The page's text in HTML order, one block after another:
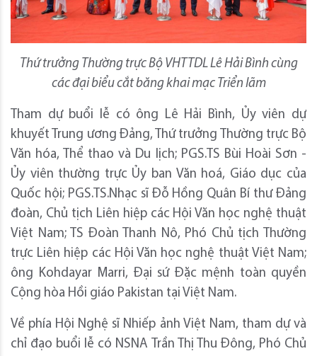
Thứ trưởng Thường trực Bộ VHTTDL Lê Hải Bình cùng
các đại biểu cắt băng khai mạc Triển lãm
Tham dự buổi lễ có ông Lê Hải Bình, Ủy viên dự
khuyết Trung ương Đảng, Thứ trưởng Thường trực Bộ
Văn hóa, Thể thao và Du lịch; PGS.TS Bùi Hoài Sơn -
Ủy viên thường trực Ủy ban Văn hoá, Giáo dục của
Quốc hội; PGS.TS.Nhạc sĩ Đỗ Hồng Quân Bí thư Đảng
đoàn, Chủ tịch Liên hiệp các Hội Văn học nghệ thuật
Việt Nam; TS Đoàn Thanh Nô, Phó Chủ tịch Thường
trực Liên hiệp các Hội Văn học nghệ thuật Việt Nam;
ông Kohdayar Marri, Đại sứ Đặc mệnh toàn quyền
Cộng hòa Hồi giáo Pakistan tại Việt Nam.
Về phía Hội Nghệ sĩ Nhiếp ảnh Việt Nam, tham dự và
chỉ đạo buổi lễ có NSNA Trần Thị Thu Đông, Phó Chủ